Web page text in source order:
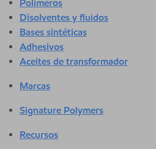
Polímeros
Disolventes y fluidos
Bases sintéticas
Adhesivos
Aceites de transformador
Marcas
Signature Polymers
Recursos